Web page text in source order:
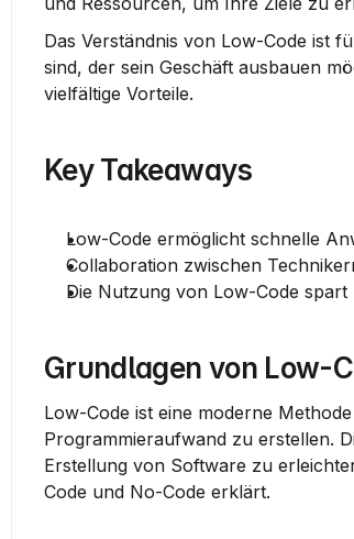
Das Verständnis von Low-Code ist
sind, der sein Geschäft ausbauen
vielfältige Vorteile.
Key Takeaways
Low-Code ermöglicht schnelle
Collaboration zwischen
Die Nutzung von Low-Code spart
Grundlagen von Low-
Low-Code ist eine moderne
Programmieraufwand zu erstellen.
Erstellung von Software zu
Code und No-Code erklärt.